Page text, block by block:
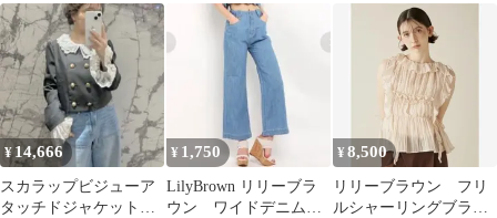
スリーブ
ツ ベージュ グリーン
¥ 14,666
スカラップビジューア
タッチドジャケット
¥ 1,750
LilyBrown リリーブラ
ウン ワイドデニムパ
¥8,500
リリーブラウン フリ
ルシャーリングブラウ